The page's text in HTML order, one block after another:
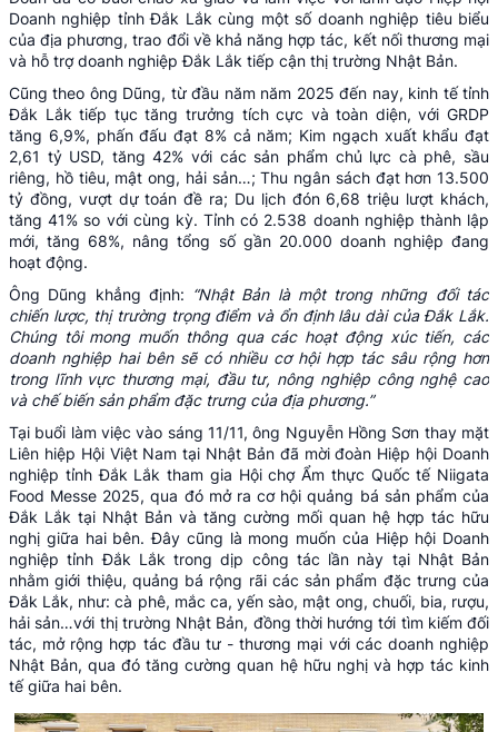
Doanh nghiệp tỉnh Đắk Lắk cùng một số doanh nghiệp tiêu biểu
của địa phương, trao đổi về khả năng hợp tác, kết nối thương mại
và hỗ trợ doanh nghiệp Đắk Lắk tiếp cận thị trường Nhật Bản.
Cũng theo ông Dũng, từ đầu năm năm 2025 đến nay, kinh tế tỉnh
Đắk Lắk tiếp tục tăng trưởng tích cực và toàn diện, với GRDP
tăng 6,9%, phấn đấu đạt 8% cả năm; Kim ngạch xuất khẩu đạt
2,61 tỷ USD, tăng 42% với các sản phẩm chủ lực cà phê, sầu
riêng, hồ tiêu, mật ong, hải sản…; Thu ngân sách đạt hơn 13.500
tỷ đồng, vượt dự toán đề ra; Du lịch đón 6,68 triệu lượt khách,
tăng 41% so với cùng kỳ. Tỉnh có 2.538 doanh nghiệp thành lập
mới, tăng 68%, nâng tổng số gần 20.000 doanh nghiệp đang
hoạt động.
Ông Dũng khẳng định: “Nhật Bản là một trong những đối tác
chiến lược, thị trường trọng điểm và ổn định lâu dài của Đắk Lắk.
Chúng tôi mong muốn thông qua các hoạt động xúc tiến, các
doanh nghiệp hai bên sẽ có nhiều cơ hội hợp tác sâu rộng hơn
trong lĩnh vực thương mại, đầu tư, nông nghiệp công nghệ cao
và chế biến sản phẩm đặc trưng của địa phương.”
Tại buổi làm việc vào sáng 11/11, ông Nguyễn Hồng Sơn thay mặt
Liên hiệp Hội Việt Nam tại Nhật Bản đã mời đoàn Hiệp hội Doanh
nghiệp tỉnh Đắk Lắk tham gia Hội chợ Ẩm thực Quốc tế Niigata
Food Messe 2025, qua đó mở ra cơ hội quảng bá sản phẩm của
Đắk Lắk tại Nhật Bản và tăng cường mối quan hệ hợp tác hữu
nghị giữa hai bên. Đây cũng là mong muốn của Hiệp hội Doanh
nghiệp tỉnh Đắk Lắk trong dịp công tác lần này tại Nhật Bản
nhằm giới thiệu, quảng bá rộng rãi các sản phẩm đặc trưng của
Đắk Lắk, như: cà phê, mắc ca, yến sào, mật ong, chuối, bia, rượu,
hải sản…với thị trường Nhật Bản, đồng thời hướng tới tìm kiếm đối
tác, mở rộng hợp tác đầu tư - thương mại với các doanh nghiệp
Nhật Bản, qua đó tăng cường quan hệ hữu nghị và hợp tác kinh
tế giữa hai bên.